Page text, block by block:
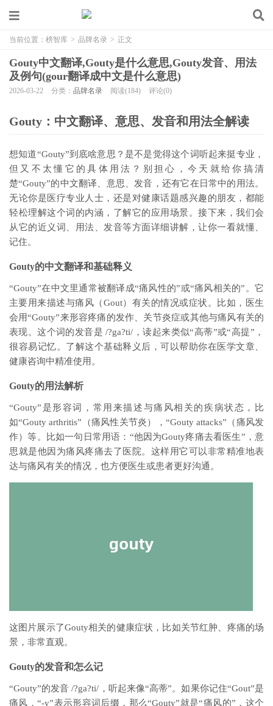
当前位置： 榜智库 > 品牌名录 > 正文
Gouty中文翻译,Gouty是什么意思,Gouty发音、用法
及例句(gour翻译成中文是什么意思)
2026-03-22 分类： 品牌名录 阅读(184) 评论(0)
Gouty：中文翻译、意思、发音和用法全解读
想知道“Gouty”到底啥意思？是不是觉得这个词听起来挺专业，
但又不太懂它的具体用法？别担心，今天就给你搞清
楚“Gouty”的中文翻译、意思、发音，还有它在日常中的用法。
无论你是医疗专业人士，还是对健康话题感兴趣的朋友，都能
轻松理解这个词的内涵，了解它的应用场景。接下来，我们会
从它的近义词、用法、发音等方面详细讲解，让你一看就懂、
记住。
Gouty的中文翻译和基础释义
“Gouty”在中文里通常被翻译成“痛风性的”或“痛风相关的”。它
主要用来描述与痛风（Gout）有关的情况或症状。比如，医生
会用“Gouty”来形容疼痛的发作、关节炎症或其他与痛风有关的
表现。这个词的发音是 /?ga?ti/，读起来类似“高蒂”或“高提”，
很容易记忆。了解这个基础释义后，可以帮助你在医学文章、
健康咨询中精准使用。
Gouty的用法解析
“Gouty”是形容词，常用来描述与痛风相关的疾病状态，比
如“Gouty arthritis”（痛风性关节炎），“Gouty attacks”（痛风发
作）等。比如一句日常用语：“他因为Gouty疼痛去看医生”，意
思就是他因为痛风疼痛去了医院。这样用它可以非常精准地表
达与痛风有关的情况，也方便医生或患者更好沟通。
这图片展示了Gouty相关的健康症状，比如关节红肿、疼痛的场
景，非常直观。
Gouty的发音和怎么记
“Gouty”的发音 /?ga?ti/，听起来像“高蒂”。如果你记住“Gout”是
痛风，“-y”表示形容词后缀，那么“Gouty”就是“痛风的”，这个